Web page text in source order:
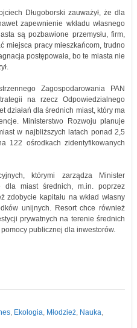
Długoborski zauważył, że dla
zapewnienie wkładu własnego
są pozbawione przemysłu, firm,
miejsca pracy mieszkańcom, trudno
postępowała, bo te miasta nie
Zagospodarowania PAN
na rzecz Odpowiedzialnego
działań dla średnich miast, który ma
Ministerstwo Rozwoju planuje
w najbliższych latach ponad 2,5
122 ośrodkach zidentyfikowanych
którymi zarządza Minister
dla miast średnich, m.in. poprzez
kapitału na wkład własny
unijnych. Resort chce również
prywatnych na terenie średnich
publicznej dla inwestorów.
, Ekologia, Młodzież, Nauka,